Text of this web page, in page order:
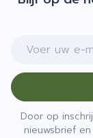
E-mail adres
Door op
nieuwsbrief